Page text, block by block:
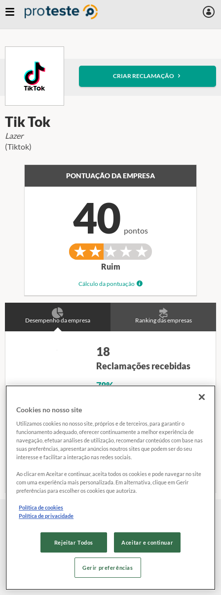
to
CRIAR RECLAMAÇÃO
Tik Tok
Lazer
(Tiktok)
PONTUAÇÃO DA EMPRESA
40 pontos
Ruim
Cálculo da pontuação
Desempenho da empresa Ranking das empresas
Status
Valor
Aberto
18
Fechado77,78%
18
Reclamações recebidas
78%
12dias
tempo médio de resposta
As empresas respondem, em média, em 6 dias
Como funciona?
Escreva a sua reclamação e envie diretamente para a
Cookies no nosso site
Utilizamos cookies no nosso site, próprios e de terceiros, para garantir o
funcionamento adequado, oferecer continuamente a melhor experiência de
navegação, efetuar análises de utilização, recomendar conteúdos com base nas
suas preferências, apresentar anúncios noutros sites que podem ser do seu
interesse e facilitar a interação nas redes sociais.
Ao clicar em Aceitar e continuar, aceita todos os cookies e pode navegar no site
com uma experiência mais personalizada. Em alternativa, clique em Gerir
preferências para escolher os cookies que autoriza.
Política de cookies
Política de privacidade
Rejeitar Todos Aceitar e continuar
Gerir preferências